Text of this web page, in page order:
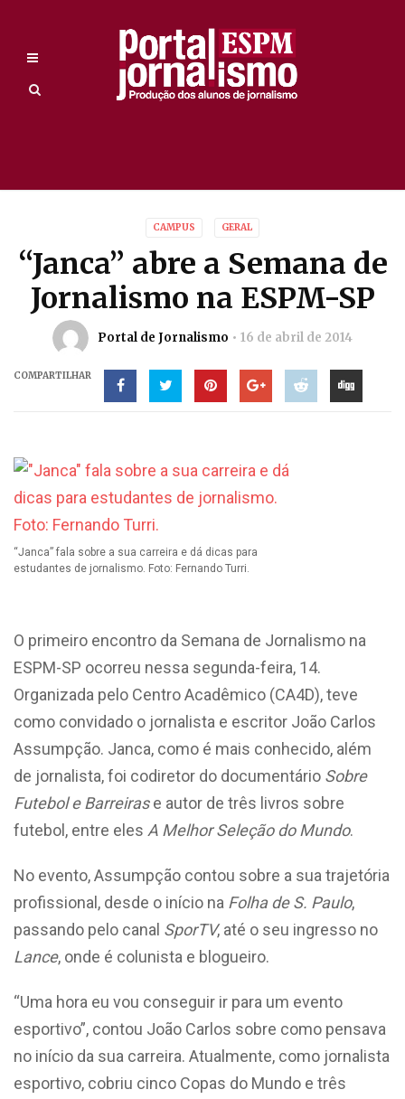
CAMPUS GERAL
“Janca” abre a Semana de
Jornalismo na ESPM-SP
Portal de Jornalismo 16 de abril de 2014
COMPARTILHAR
“Janca” fala sobre a sua carreira e dá dicas para
estudantes de jornalismo. Foto: Fernando Turri.
O primeiro encontro da Semana de Jornalismo na
ESPM-SP ocorreu nessa segunda-feira, 14.
Organizada pelo Centro Acadêmico (CA4D), teve
como convidado o jornalista e escritor João Carlos
Assumpção. Janca, como é mais conhecido, além
de jornalista, foi codiretor do documentário Sobre
Futebol e Barreirase autor de três livros sobre
futebol, entre eles A Melhor Seleção do Mundo.
No evento, Assumpção contou sobre a sua trajetória
profissional, desde o início na Folha de S. Paulo,
passando pelo canal SporTV, até o seu ingresso no
Lance, onde é colunista e blogueiro.
“Uma hora eu vou conseguir ir para um evento
esportivo”, contou João Carlos sobre como pensava
no início da sua carreira. Atualmente, como jornalista
esportivo, cobriu cinco Copas do Mundo e três